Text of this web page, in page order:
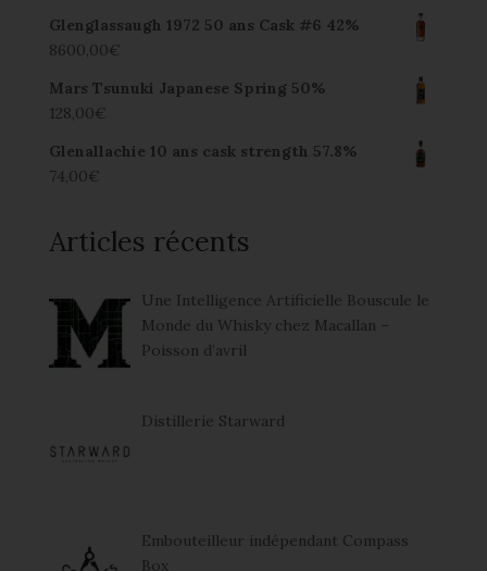
Glenglassaugh 1972 50 ans Cask #6 42%
8600,00€
Mars Tsunuki Japanese Spring 50%
128,00€
Glenallachie 10 ans cask strength 57.8%
74,00€
Articles récents
Une Intelligence Artificielle Bouscule le
Monde du Whisky chez Macallan –
Poisson d’avril
Distillerie Starward
Embouteilleur indépendant Compass
Box